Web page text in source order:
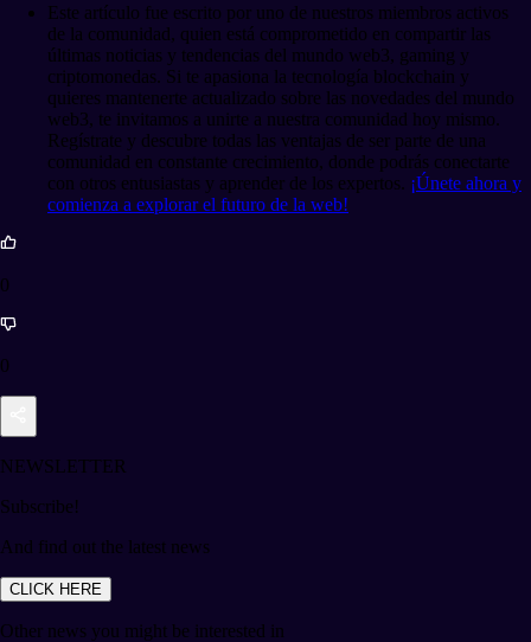
Este artículo fue escrito por uno de nuestros miembros activos
de la comunidad, quien está comprometido en compartir las
últimas noticias y tendencias del mundo web3, gaming y
criptomonedas. Si te apasiona la tecnología blockchain y
quieres mantenerte actualizado sobre las novedades del mundo
web3, te invitamos a unirte a nuestra comunidad hoy mismo.
Regístrate y descubre todas las ventajas de ser parte de una
comunidad en constante crecimiento, donde podrás conectarte
con otros entusiastas y aprender de los expertos. ¡Únete ahora y
comienza a explorar el futuro de la web!
0
0
NEWSLETTER
Subscribe!
And find out the latest news
CLICK HERE
Other news you might be interested in